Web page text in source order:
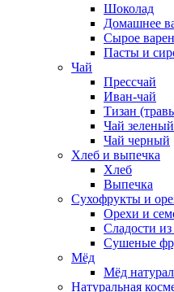
Шоколад
Домашнее
Сырое
Пасты и
Чай
Прессчай
Иван-чай
Тизан
Чай зеленый
Чай черный
Хлеб и выпечка
Хлеб
Выпечка
Сухофрукты и
Орехи и
Сладости
Сушеные
Мёд
Мёд
Натуральная